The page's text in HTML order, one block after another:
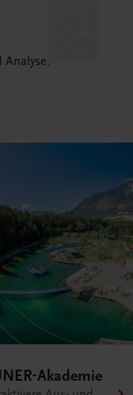
Analyse.
für Ihre